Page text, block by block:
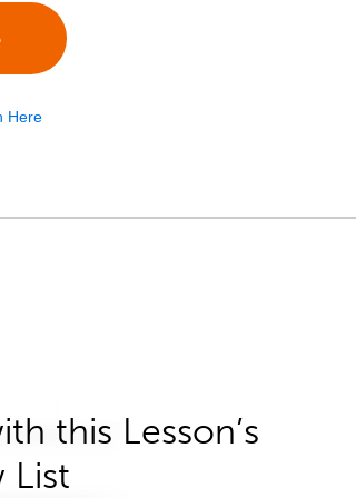
Here
this Lesson’s
List